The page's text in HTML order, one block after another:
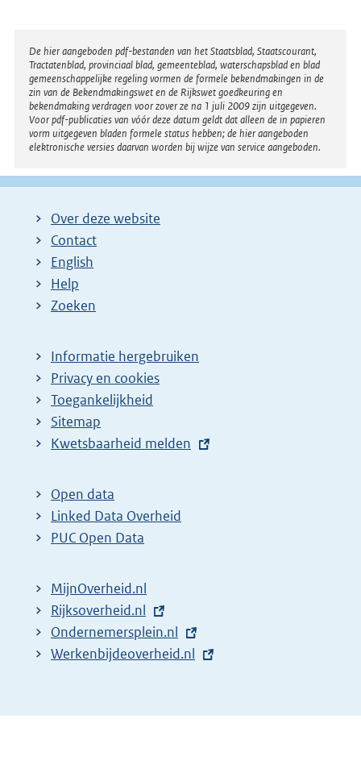
Disclaimer
De hier aangeboden pdf-bestanden van het Staatsblad, Staatscourant,
Tractatenblad, provinciaal blad, gemeenteblad, waterschapsblad en blad
gemeenschappelijke regeling vormen de formele bekendmakingen in de
zin van de Bekendmakingswet en de Rijkswet goedkeuring en
bekendmaking verdragen voor zover ze na 1 juli 2009 zijn uitgegeven.
Voor pdf-publicaties van vóór deze datum geldt dat alleen de in papieren
vorm uitgegeven bladen formele status hebben; de hier aangeboden
elektronische versies daarvan worden bij wijze van service aangeboden.
Over deze website
Contact
English
Help
Zoeken
Informatie hergebruiken
Privacy en cookies
Toegankelijkheid
Sitemap
E
t
e
r
l
i
n
k
Kwetsbaarheid melden
Open data
Linked Data Overheid
PUC Open Data
MijnOverheid.nl
E
x
t
n
Rijksoverheid.nl
E
x
r
Ondernemersplein.nl
E
e
Werkenbijdeoverheid.nl